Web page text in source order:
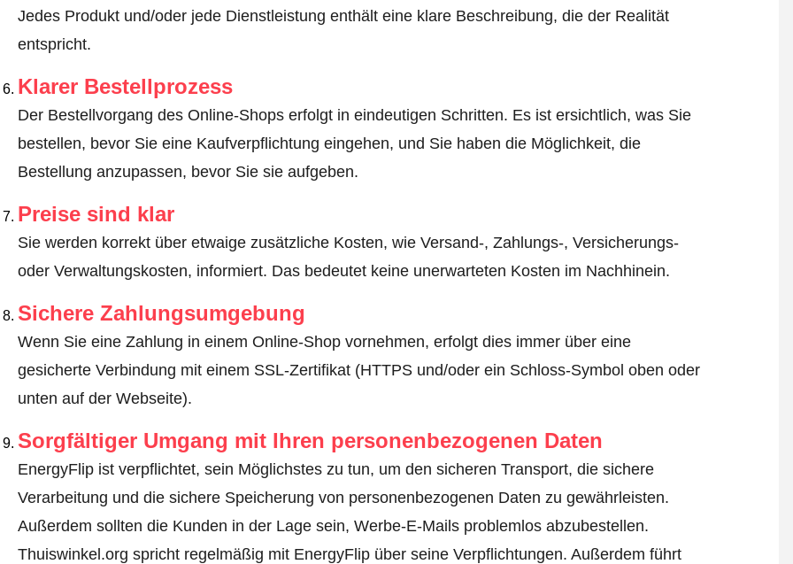
Jedes Produkt und/oder jede Dienstleistung enthält eine klare Beschreibung, die der Realität
entspricht.
Klarer Bestellprozess
Der Bestellvorgang des Online-Shops erfolgt in eindeutigen Schritten. Es ist ersichtlich, was Sie
bestellen, bevor Sie eine Kaufverpflichtung eingehen, und Sie haben die Möglichkeit, die
Bestellung anzupassen, bevor Sie sie aufgeben.
Preise sind klar
Sie werden korrekt über etwaige zusätzliche Kosten, wie Versand-, Zahlungs-, Versicherungs-
oder Verwaltungskosten, informiert. Das bedeutet keine unerwarteten Kosten im Nachhinein.
Sichere Zahlungsumgebung
Wenn Sie eine Zahlung in einem Online-Shop vornehmen, erfolgt dies immer über eine
gesicherte Verbindung mit einem SSL-Zertifikat (HTTPS und/oder ein Schloss-Symbol oben oder
unten auf der Webseite).
Sorgfältiger Umgang mit Ihren personenbezogenen Daten
EnergyFlip ist verpflichtet, sein Möglichstes zu tun, um den sicheren Transport, die sichere
Verarbeitung und die sichere Speicherung von personenbezogenen Daten zu gewährleisten.
Außerdem sollten die Kunden in der Lage sein, Werbe-E-Mails problemlos abzubestellen.
Thuiswinkel.org spricht regelmäßig mit EnergyFlip über seine Verpflichtungen. Außerdem führt